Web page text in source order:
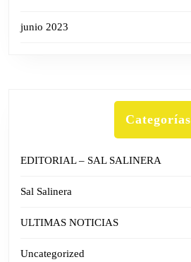
junio 2023
Categorías
EDITORIAL – SAL SALINERA
Sal Salinera
ULTIMAS NOTICIAS
Uncategorized